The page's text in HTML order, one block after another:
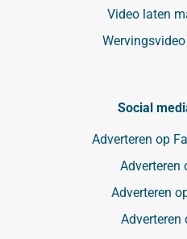
Video laten
Social
Adverteren op
Adverteren
Adverteren
Adverteren